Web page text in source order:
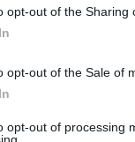
opt-out of the Sharing
opt-out of the Sale of
opt-out of processing
a különböző
érkezik
szerepéről